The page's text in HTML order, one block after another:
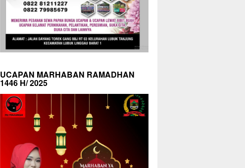
UCAPAN MARHABAN RAMADHAN
1446 H/ 2025